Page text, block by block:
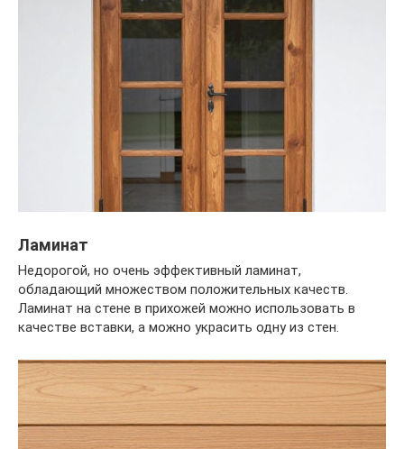
Ламинат
Недорогой, но очень эффективный ламинат,
обладающий множеством положительных качеств.
Ламинат на стене в прихожей можно использовать в
качестве вставки, а можно украсить одну из стен.